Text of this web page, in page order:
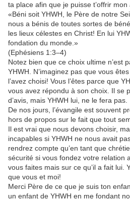
ta place afin que je puisse t’offrir
«Béni soit YHWH, le Père de notre
nous a bénis de toutes sortes de
les lieux célestes en Christ! En lui
fondation du monde.»
(Ephésiens 1:3–4)
Notez bien que ce choix ultime n’est
YHWH. N’imaginez pas que vous
l’avez choisi! Vous l’êtes parce que
vous avez répondu à son choix. Il se
d’avis, mais YHWH lui, ne le fera pas.
De nos jours, l’évangile est souvent
hors de propos sur le fait que tout
Il est vrai que nous devons choisir,
incapables si YHWH ne nous avait
rendrez compte qu’en tant que
sécurité si vous fondez votre relation
vous faites mais sur ce qu’il a fait lui.
que vous et moi!
Merci Père de ce que je suis ton
un enfant de YHWH en me fondant